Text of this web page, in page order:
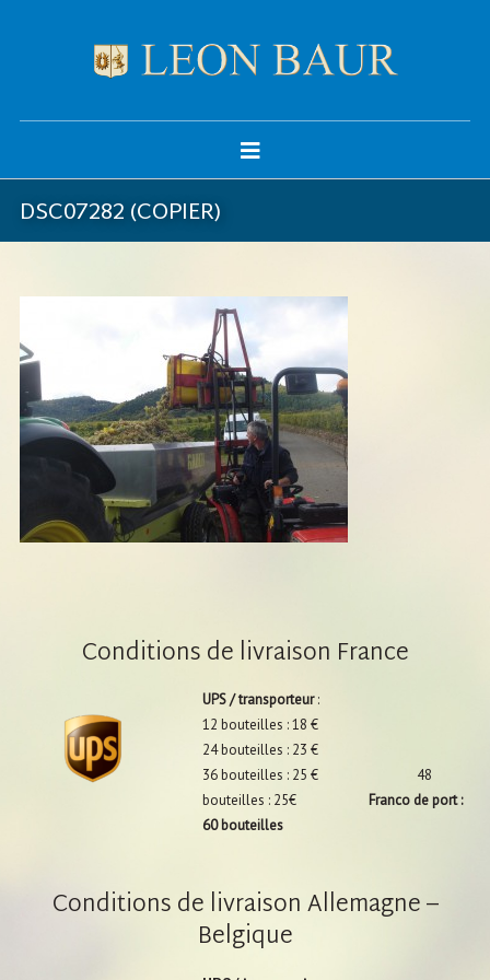
DSC07282 (COPIER)
Conditions de livraison France
UPS / transporteur:
12 bouteilles : 18 €
24 bouteilles : 23 €
36 bouteilles : 25 € 48
bouteilles : 25€
Franco de port :
60 bouteilles
Conditions de livraison Allemagne –
Belgique